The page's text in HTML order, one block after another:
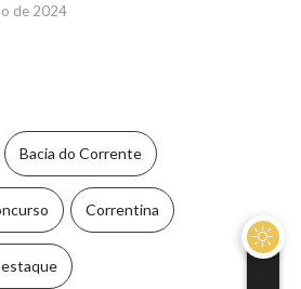
de 2024
Bacia do Corrente
Correntina